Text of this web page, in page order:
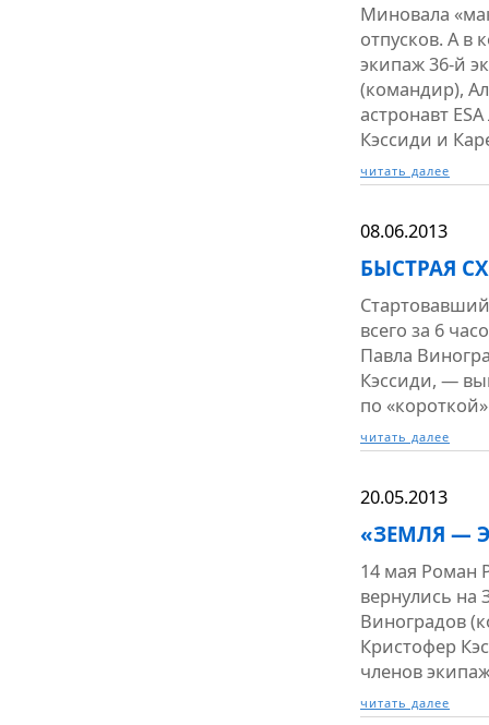
Миновала
отпусков. А в
экипаж 36-й
(командир),
астронавт
Кэссиди и
читать далее
08.06.2013
БЫСТРАЯ
всего за 6
Павла
Кэссиди, —
по
читать далее
20.05.2013
«ЗЕМЛЯ —
14 мая Роман
вернулись на
Виноградов
Кристофер
членов
читать далее